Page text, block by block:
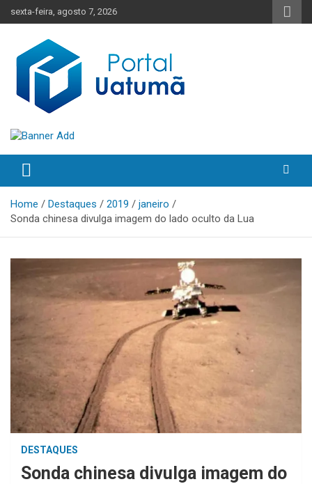
to
sexta-feira, agosto 7, 2026
Portal Uatumã
Home Destaques 2019
janeiro
Sonda chinesa divulga imagem do lado oculto da Lua
DESTAQUES
Sonda chinesa divulga imagem do